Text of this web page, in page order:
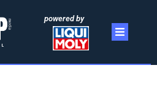
powered by